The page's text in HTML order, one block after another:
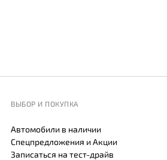
ВЫБОР И ПОКУПКА
Автомобили в наличии
Спецпредложения и Акции
Записаться на тест-драйв